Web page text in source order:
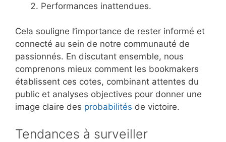
Performances inattendues.
Cela souligne l’importance de rester informé et
connecté au sein de notre communauté de
passionnés. En discutant ensemble, nous
comprenons mieux comment les bookmakers
établissent ces cotes, combinant attentes du
public et analyses objectives pour donner une
image claire des probabilités de victoire.
Tendances à surveiller